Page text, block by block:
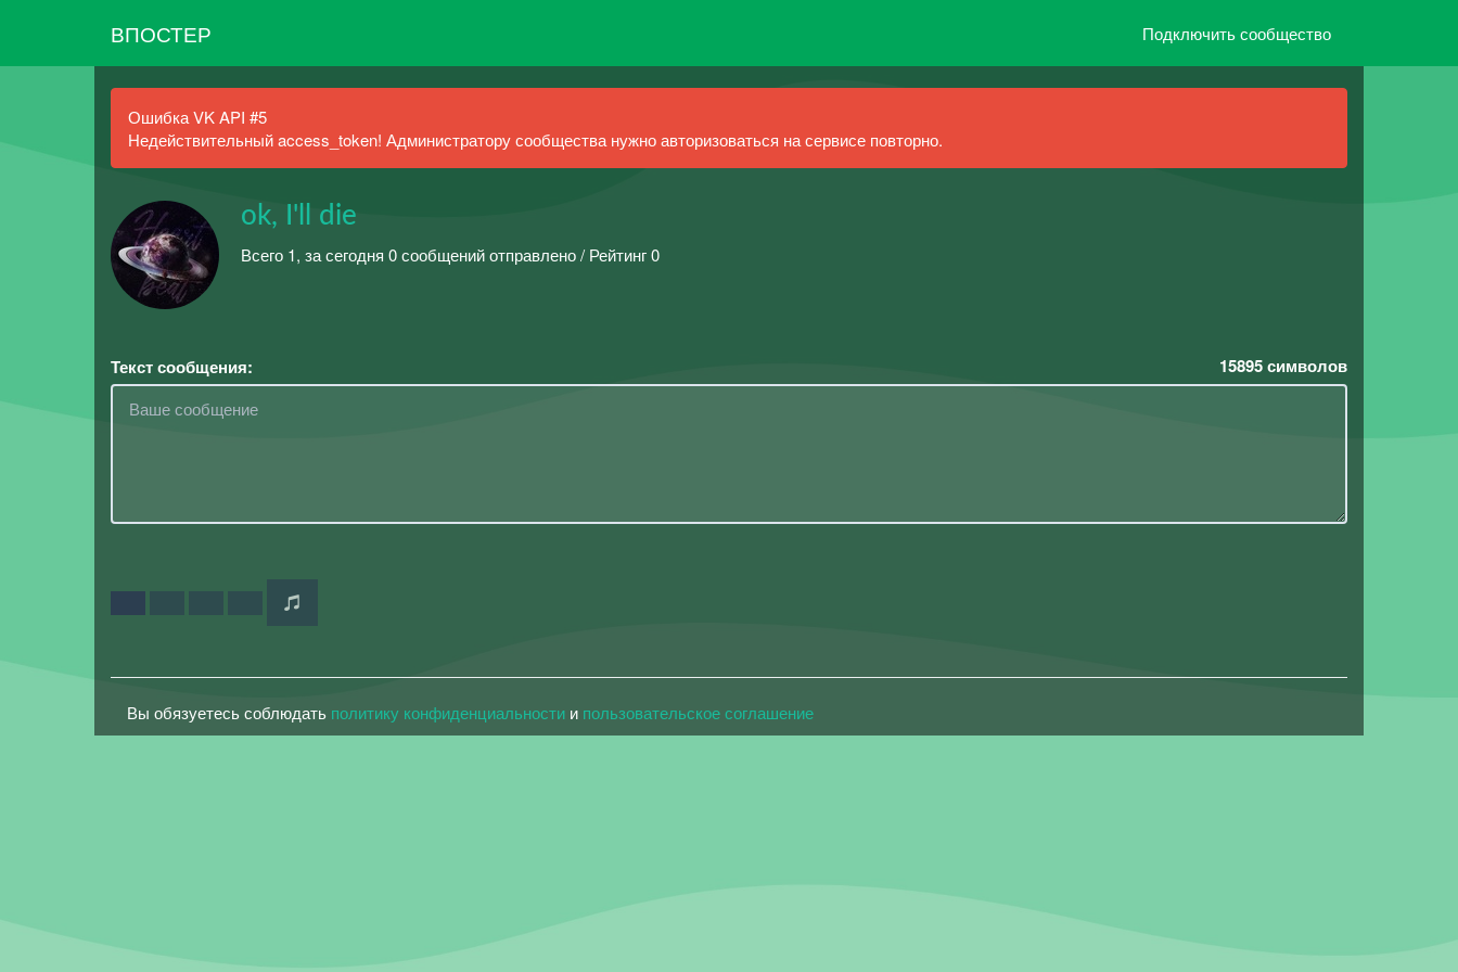
ВПОСТЕР Подключить сообщество
Ошибка VK API #5
Недействительный access_token! Администратору сообщества нужно авторизоваться на сервисе повторно.
ok, I'll die
Всего 1, за сегодня 0 сообщений отправлено / Рейтинг 0
Текст сообщения: 15895символов
Вы обязуетесь соблюдать политику конфиденциальности и пользовательское соглашение